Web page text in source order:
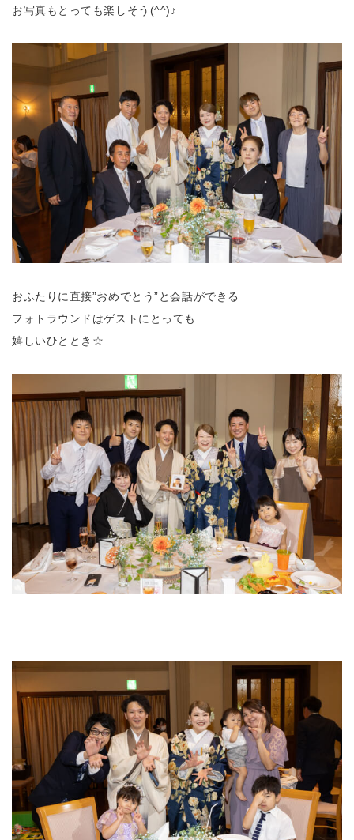
お写真もとっても楽しそう(^^)♪
おふたりに直接”おめでとう”と会話ができる
フォトラウンドはゲストにとっても
嬉しいひととき☆